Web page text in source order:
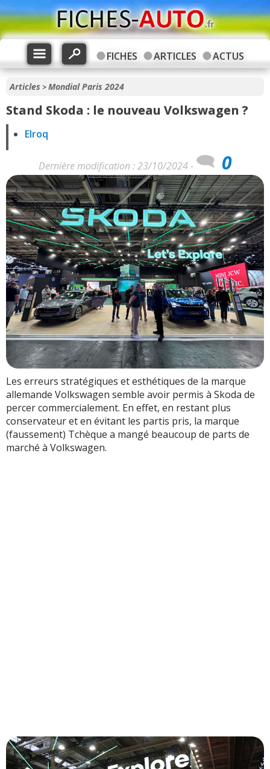
FICHES ARTICLES ACTUS
Articles >Mondial Paris 2024
Stand Skoda : le nouveau Volkswagen ?
Elroq
Dernière modification : 23/10/2024 - 0
Les erreurs stratégiques et esthétiques de la marque
allemande Volkswagen semble avoir permis à Skoda de
percer commercialement. En effet, en restant plus
conservateur et en évitant les partis pris, la marque
(faussement) Tchèque a mangé beaucoup de parts de
marché à Volkswagen.